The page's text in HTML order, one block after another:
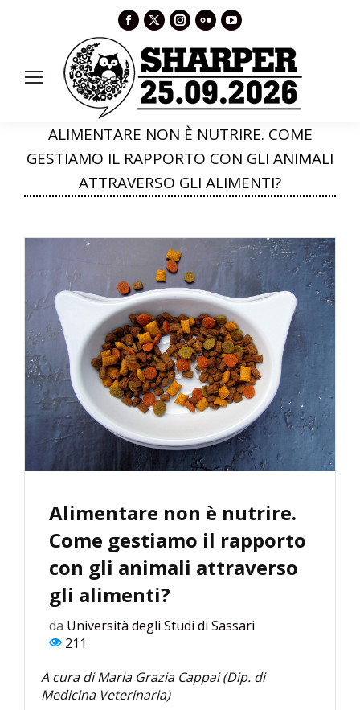
Facebook
opens
in
new
X
opens
in
new
window
Instagram
opens
in
new
window
Flickr
opens
in
new
YouTube
opens
in
new
ALIMENTARE NON È NUTRIRE. COME
GESTIAMO IL RAPPORTO CON GLI ANIMALI
ATTRAVERSO GLI ALIMENTI?
Alimentare non è nutrire.
Come gestiamo il rapporto
con gli animali attraverso
gli alimenti?
da Università degli Studi di Sassari
211
A cura di Maria Grazia Cappai (Dip. di
Medicina Veterinaria)